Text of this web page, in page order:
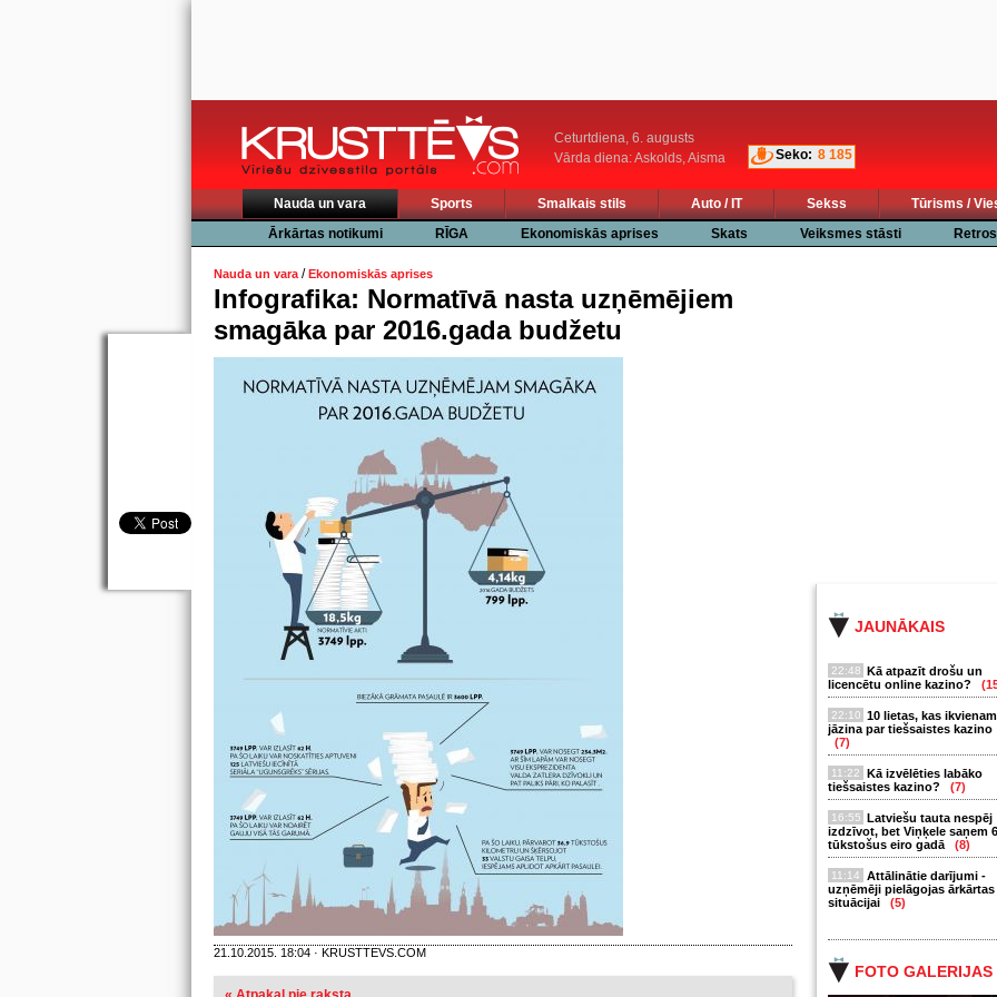
Ceturtdiena, 6. augusts
Vārda diena: Askolds, Aisma
Seko: 8 185
Nauda un vara Sports Smalkais stils Auto / IT Sekss Tūrisms /
Ārkārtas notikumi
RĪGA Ekonomiskās aprises Skats Veiksmes stāsti
JAUNĀKAIS
22:48 Kā atpazīt drošu un
licencētu online kazino?
22:10 10 lietas, kas ikvienam
jāzina par tiešsaistes kazino
(7)
11:22
Kā izvēlēties labāko
tiešsaistes kazino?
(7)
16:55 Latviešu tauta nespēj
izdzīvot, bet Viņķele saņem
tūkstošus eiro gadā
(8)
11:14
Attālinātie darījumi -
uzņēmēji pielāgojas ārkārtas
situācijai
(5)
FOTO GALERIJAS
Nauda un vara/Ekonomiskās aprises
Infografika: Normatīvā nasta uzņēmējiem
smagāka par 2016.gada budžetu
21.10.2015. 18:04 · KRUSTTEVS.COM